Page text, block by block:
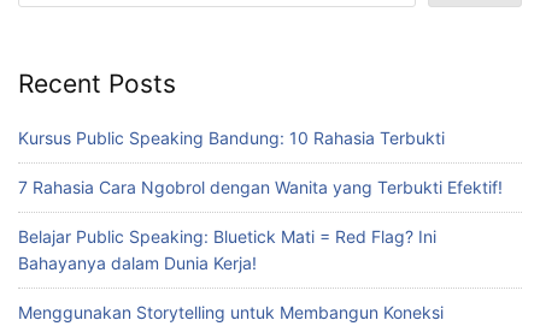
Recent Posts
Kursus Public Speaking Bandung: 10 Rahasia Terbukti
7 Rahasia Cara Ngobrol dengan Wanita yang Terbukti Efektif!
Belajar Public Speaking: Bluetick Mati = Red Flag? Ini
Bahayanya dalam Dunia Kerja!
Menggunakan Storytelling untuk Membangun Koneksi